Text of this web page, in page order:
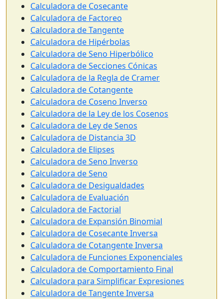
Calculadora de Cosecante
Calculadora de Factoreo
Calculadora de Tangente
Calculadora de Hipérbolas
Calculadora de Seno Hiperbólico
Calculadora de Secciones Cónicas
Calculadora de la Regla de Cramer
Calculadora de Cotangente
Calculadora de Coseno Inverso
Calculadora de la Ley de los Cosenos
Calculadora de Ley de Senos
Calculadora de Distancia 3D
Calculadora de Elipses
Calculadora de Seno Inverso
Calculadora de Seno
Calculadora de Desigualdades
Calculadora de Evaluación
Calculadora de Factorial
Calculadora de Expansión Binomial
Calculadora de Cosecante Inversa
Calculadora de Cotangente Inversa
Calculadora de Funciones Exponenciales
Calculadora de Comportamiento Final
Calculadora para Simplificar Expresiones
Calculadora de Tangente Inversa